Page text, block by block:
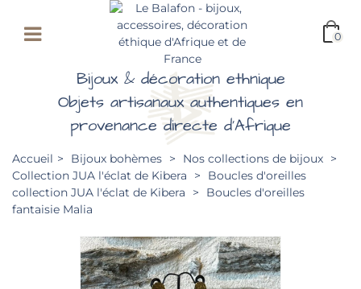
0
Bijoux & décoration ethnique
Objets artisanaux authentiques en
provenance directe d'Afrique
Accueil > Bijoux bohèmes > Nos collections de bijoux >
Collection JUA l'éclat de Kibera
>
Boucles d'oreilles
collection JUA l'éclat de Kibera
>
Boucles d'oreilles
fantaisie Malia